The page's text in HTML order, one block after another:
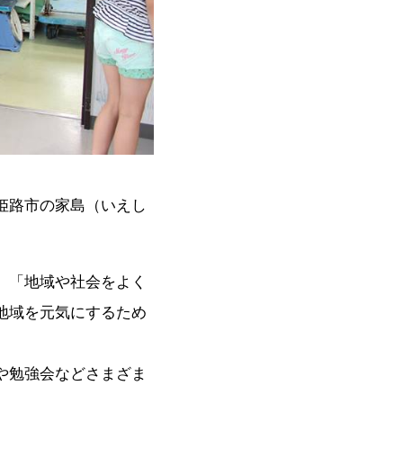
路市の家島（いえし
地域や社会をよく
域を元気にするため
勉強会などさまざま